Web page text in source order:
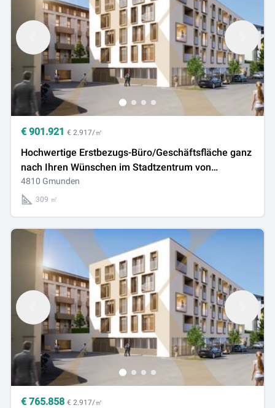
€ 901.921 € 2.917/㎡
Hochwertige Erstbezugs-Büro/Geschäftsfläche ganz
nach Ihren Wünschen im Stadtzentrum von
Gmunden zu verkaufen!
4810 Gmunden
309 ㎡
€ 765.858 € 2.917/㎡